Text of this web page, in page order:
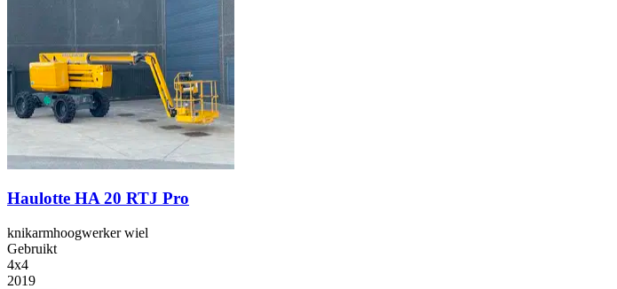
Haulotte HA 20 RTJ Pro
knikarmhoogwerker wiel
Gebruikt
4x4
2019